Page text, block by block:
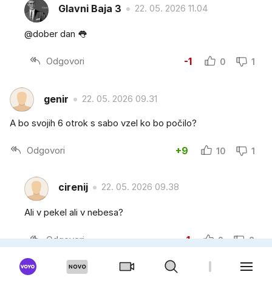
Glavni Baja 3 22. 05. 2026 11.04
@dober dan 👅
Odgovori -1 0 1
genir 22. 05. 2026 09.31
A bo svojih 6 otrok s sabo vzel ko bo počilo?
Odgovori +9 10 1
cirenij 22. 05. 2026 09.38
Ali v pekel ali v nebesa?
Odgovori -1 2 3
Beuelin 22. 05. 2026 12.08